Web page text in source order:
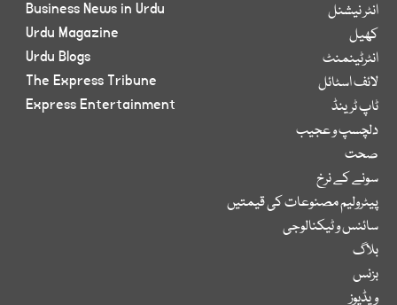
انٹر نیشنل
کھیل
انٹرٹینمنٹ
لائف اسٹائل
ٹاپ ٹرینڈ
دلچسپ و عجیب
صحت
سونے کے نرخ
پیٹرولیم مصنوعات کی قیمتیں
سائنس و ٹیکنالوجی
بلاگ
بزنس
ویڈیوز
Business News in Urdu
Urdu Magazine
Urdu Blogs
The Express Tribune
Express Entertainment